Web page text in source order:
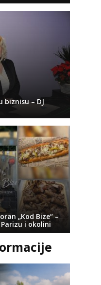
biznisu – DJ
„Kod Bize“ –
i okolini